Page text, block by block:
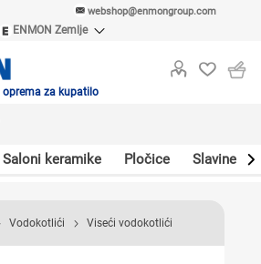
webshop@enmongroup.com
ENMON Zemlje
ENMON MKD
oprema za kupatilo
Saloni keramike Pločice Slavine
Vodokotlići Viseći vodokotlići